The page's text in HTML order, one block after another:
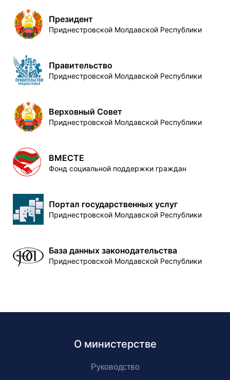
Президент
Приднестровской Молдавской Республики
Правительство
Приднестровской Молдавской Республики
Верховный Совет
Приднестровской Молдавской Республики
ВМЕСТЕ
Фонд социальной поддержки граждан
Портал государственных услуг
Приднестровской Молдавской Республики
База данных законодательства
Приднестровской Молдавской Республики
О министерстве
Руководство